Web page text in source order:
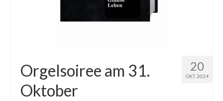
20
OKT. 2024
Orgelsoiree am 31.
Oktober